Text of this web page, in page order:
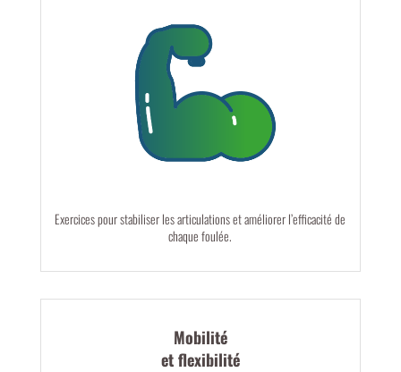
Exercices pour stabiliser les articulations et améliorer l’efficacité de
chaque foulée.
Mobilité
et flexibilité